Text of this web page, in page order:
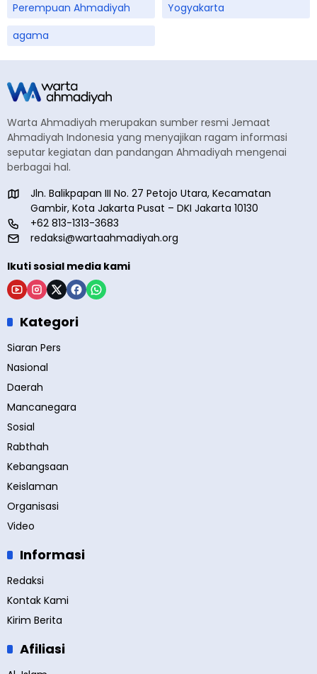
Perempuan Ahmadiyah
Yogyakarta
agama
Warta Ahmadiyah merupakan sumber resmi Jemaat
Ahmadiyah Indonesia yang menyajikan ragam informasi
seputar kegiatan dan pandangan Ahmadiyah mengenai
berbagai hal.
Jln. Balikpapan III No. 27 Petojo Utara, Kecamatan
Gambir, Kota Jakarta Pusat – DKI Jakarta 10130
+62 813-1313-3683
redaksi@wartaahmadiyah.org
Ikuti sosial media kami
Kategori
Siaran Pers
Nasional
Daerah
Mancanegara
Sosial
Rabthah
Kebangsaan
Keislaman
Organisasi
Video
Informasi
Redaksi
Kontak Kami
Kirim Berita
Afiliasi